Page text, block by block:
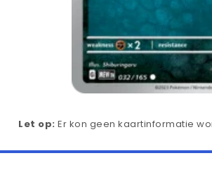
Let op: Er kon geen kaartinformatie